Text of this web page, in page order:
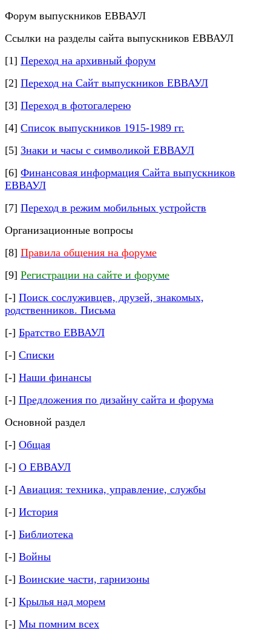
Форум выпускников ЕВВАУЛ
Ссылки на разделы сайта выпускников ЕВВАУЛ
[1] Переход на архивный форум
[2] Переход на Сайт выпускников ЕВВАУЛ
[3] Переход в фотогалерею
[4] Список выпускников 1915-1989 гг.
[5] Знаки и часы с символикой ЕВВАУЛ
[6] Финансовая информация Сайта выпускников
ЕВВАУЛ
[7] Переход в режим мобильных устройств
Организационные вопросы
[8] Правила общения на форуме
[9] Регистрации на сайте и форуме
[-] Поиск сослуживцев, друзей, знакомых,
родственников. Письма
[-] Братство ЕВВАУЛ
[-] Списки
[-] Наши финансы
[-] Предложения по дизайну сайта и форума
Основной раздел
[-] Общая
[-] О ЕВВАУЛ
[-] Авиация: техника, управление, службы
[-] История
[-] Библиотека
[-] Войны
[-] Воинские части, гарнизоны
[-] Крылья над морем
[-] Мы помним всех